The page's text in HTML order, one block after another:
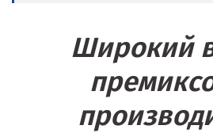
Жуковский
Иваново
Широкий